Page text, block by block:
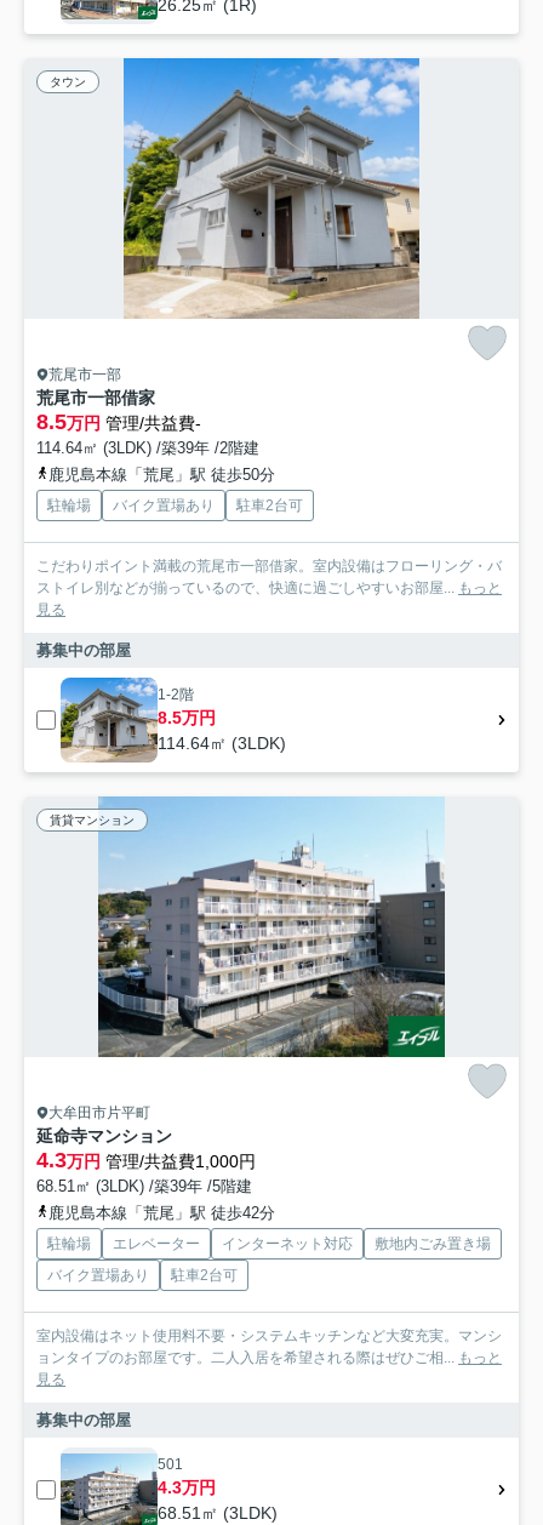
26.25㎡ (1R)
タウン
荒尾市一部
荒尾市一部借家
8.5万円 管理/共益費-
114.64㎡ (3LDK) /築39年 /2階建
鹿児島本線「荒尾」駅 徒歩50分
駐輪場 バイク置場あり 駐車2台可
こだわりポイント満載の荒尾市一部借家。室内設備はフローリング・バ
ストイレ別などが揃っているので、快適に過ごしやすいお部屋... もっと
見る
募集中の部屋
1-2階
8.5万円
114.64㎡ (3LDK)
賃貸マンション
大牟田市片平町
延命寺マンション
4.3万円 管理/共益費1,000円
68.51㎡ (3LDK) /築39年 /5階建
鹿児島本線「荒尾」駅 徒歩42分
駐輪場 エレベーター インターネット対応
敷地内ごみ置き場
バイク置場あり
駐車2台可
室内設備はネット使用料不要・システムキッチンなど大変充実。マンシ
ョンタイプのお部屋です。二人入居を希望される際はぜひご相... もっと
見る
募集中の部屋
501
4.3万円
68.51㎡ (3LDK)